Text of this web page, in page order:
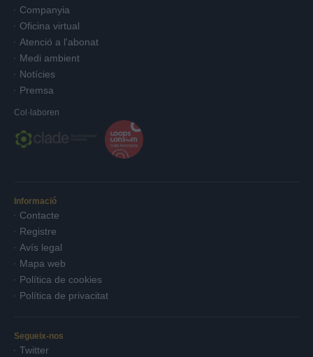
Companyia
Oficina virtual
Atenció a l'abonat
Medi ambient
Notícies
Premsa
Col·laboren
Informació
Contacte
Registre
Avís legal
Mapa web
Política de cookies
Política de privacitat
Segueix-nos
Twitter